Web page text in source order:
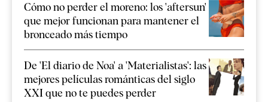
Cómo no perder el moreno: los 'aftersun'
que mejor funcionan para mantener el
bronceado más tiempo
De 'El diario de Noa' a 'Materialistas': las
mejores películas románticas del siglo
XXI que no te puedes perder